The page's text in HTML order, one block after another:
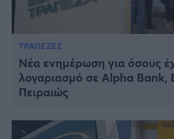
ΤΡΑΠΕΖΕΣ
Νέα ενημέρωση για όσους
λογαριασμό σε Alpha Bank,
Πειραιώς